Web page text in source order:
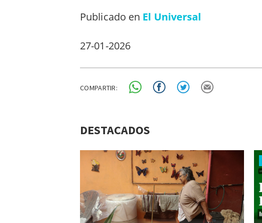
Publicado en El Universal
27-01-2026
COMPARTIR:
DESTACADOS